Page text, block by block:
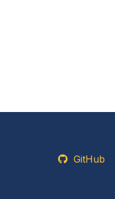
GitHub